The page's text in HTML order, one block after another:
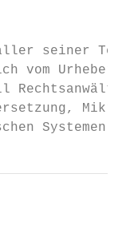
seiner
vom
Systemen.